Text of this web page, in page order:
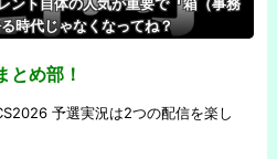
時代じゃなくなってね？
め部！
予選実況は2つの配信を楽し